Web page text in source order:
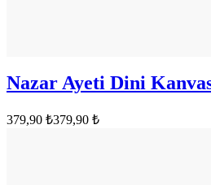
Nazar Ayeti Dini
379,90 ₺379,90 ₺